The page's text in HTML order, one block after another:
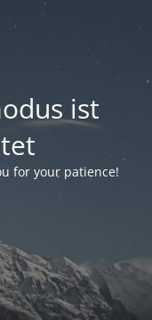
ist
for your patience!